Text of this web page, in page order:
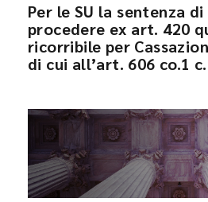
Per le SU la sentenza
procedere ex art. 420
ricorribile per
di cui all’art. 606 co.1